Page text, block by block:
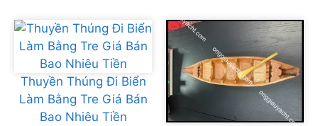
Thuyền Thúng Đi Biển
Làm Bằng Tre Giá Bán
Bao Nhiêu Tiền